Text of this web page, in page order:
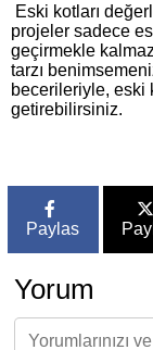
Eski kotları
projeler sadece
geçirmekle
tarzı
becerileriyle, eski
getirebilirsiniz.
Paylas
Yorum